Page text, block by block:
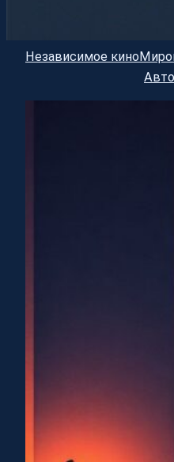
Независимое кино